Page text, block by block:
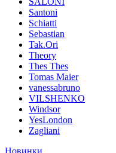
Santoni
Schiatti
Sebastian
Tak.Ori
Theory
Thes Thes
Tomas Maier
vanessabruno
VILSHENKO
Windsor
YesLondon
Zagliani
Новинки